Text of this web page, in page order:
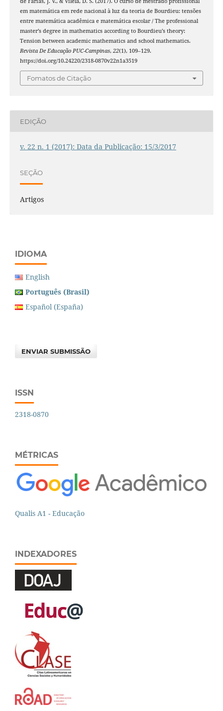
em matemática em rede nacional à luz da teoria de Bourdieu: tensões
entre matemática acadêmica e matemática escolar / The professional
master’s degree in mathematics according to Bourdieu’s theory:
Tension between academic mathematics and school mathematics.
Revista De Educação PUC-Campinas, 22(1), 109–129.
https://doi.org/10.24220/2318-0870v22n1a3519
Fomatos de Citação
EDIÇÃO
v. 22 n. 1 (2017): Data da Publicação: 15/3/2017
SEÇÃO
Artigos
IDIOMA
English
Português (Brasil)
Español (España)
ENVIAR SUBMISSÃO
ISSN
2318-0870
MÉTRICAS
Qualis A1 - Educação
INDEXADORES